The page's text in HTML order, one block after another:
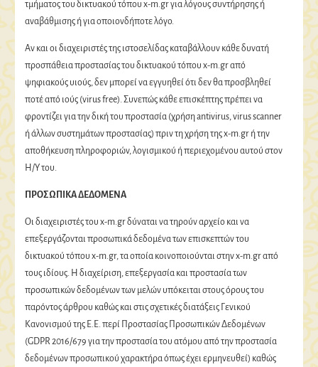
τμήματος του δικτυακού τόπου x-m.gr για λόγους συντήρησης ή
αναβάθμισης ή για οποιονδήποτε λόγο.
Αν και οι διαχειριστές της ιστοσελίδας καταβάλλουν κάθε δυνατή
προσπάθεια προστασίας του δικτυακού τόπου x-m.gr από
ψηφιακούς υιούς, δεν μπορεί να εγγυηθεί ότι δεν θα προσβληθεί
ποτέ από ιούς (virus free). Συνεπώς κάθε επισκέπτης πρέπει να
φροντίζει για την δική του προστασία (χρήση antivirus, virus scanner
ή άλλων συστημάτων προστασίας) πριν τη χρήση της x-m.gr ή την
αποθήκευση πληροφοριών, λογισμικού ή περιεχομένου αυτού στον
Η/Υ του.
ΠΡΟΣΩΠΙΚΑ ΔΕΔΟΜΕΝΑ
Οι διαχειριστές του x-m.gr δύναται να τηρούν αρχείο και να
επεξεργάζονται προσωπικά δεδομένα των επισκεπτών του
δικτυακού τόπου x-m.gr, τα οποία κοινοποιούνται στην x-m.gr από
τους ιδίους. Η διαχείριση, επεξεργασία και προστασία των
προσωπικών δεδομένων των μελών υπόκειται στους όρους του
παρόντος άρθρου καθώς και στις σχετικές διατάξεις Γενικού
Κανονισμού της Ε.Ε. περί Προστασίας Προσωπικών Δεδομένων
(GDPR 2016/679 για την προστασία του ατόμου από την προστασία
δεδομένων προσωπικού χαρακτήρα όπως έχει ερμηνευθεί) καθώς